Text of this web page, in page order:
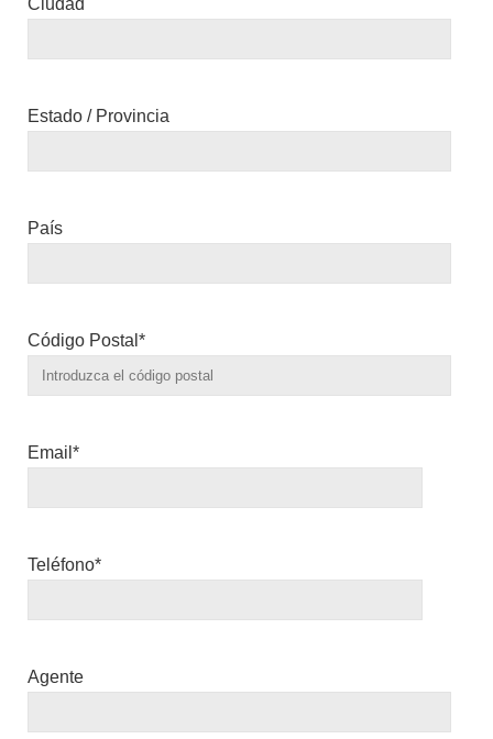
Ciudad
Estado / Provincia
País
Código Postal*
Email*
Teléfono*
Agente